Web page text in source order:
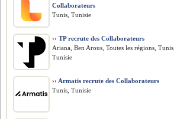
Collaborateurs
Tunis, Tunisie
›› TP recrute des Collaborateurs
Ariana, Ben Arous, Toutes les régions, Tunis,
Tunisie
›› Armatis recrute des Collaborateurs
Tunis, Tunisie